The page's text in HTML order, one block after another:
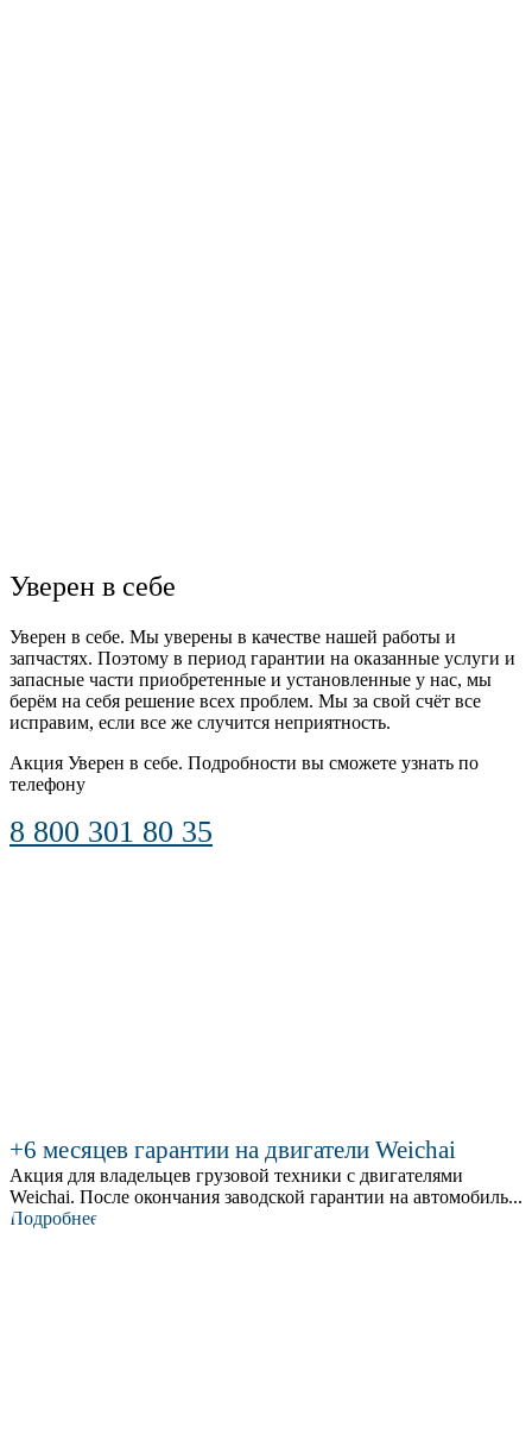
Уверен в себе
Уверен в себе. Мы уверены в качестве нашей работы и
запчастях. Поэтому в период гарантии на оказанные услуги и
запасные части приобретенные и установленные у нас, мы
берём на себя решение всех проблем. Мы за свой счёт все
исправим, если все же случится неприятность.
Акция Уверен в себе. Подробности вы сможете узнать по
телефону
8 800 301 80 35
+6 месяцев гарантии на двигатели Weichai
Акция для владельцев грузовой техники с двигателями
Weichai. После окончания заводской гарантии на автомобиль...
Подробнее